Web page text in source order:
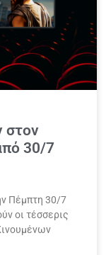
στον
30/7
Πέμπτη 30/7
οι τέσσερις